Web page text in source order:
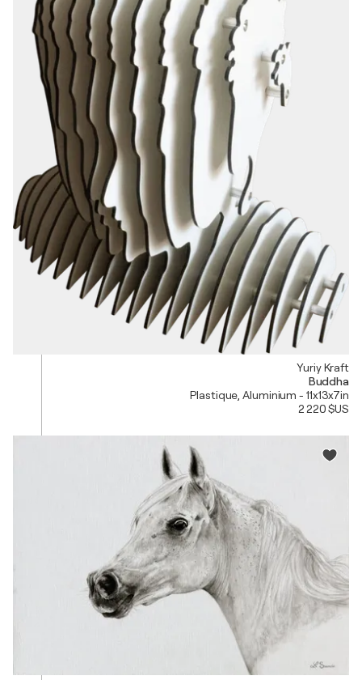
Yuriy Kraft
Buddha
Plastique, Aluminium - 11x13x7in
2 220 $US